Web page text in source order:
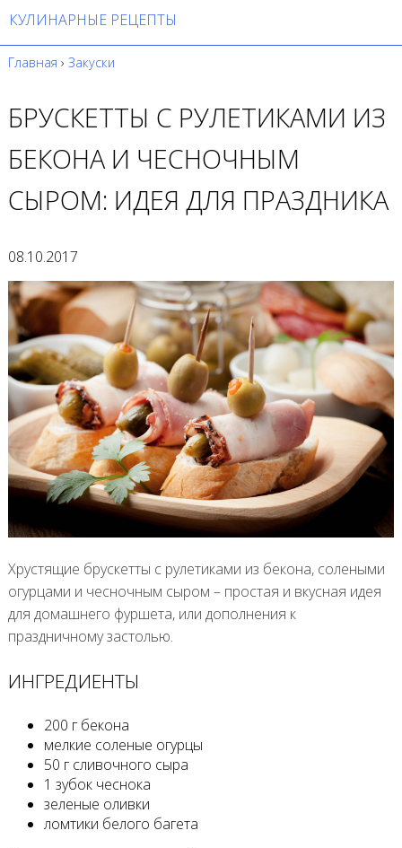
КУЛИНАРНЫЕ РЕЦЕПТЫ
Главная › Закуски
БРУСКЕТТЫ С РУЛЕТИКАМИ ИЗ
БЕКОНА И ЧЕСНОЧНЫМ
СЫРОМ: ИДЕЯ ДЛЯ ПРАЗДНИКА
08.10.2017
Хрустящие брускетты с рулетиками из бекона, солеными
огурцами и чесночным сыром – простая и вкусная идея
для домашнего фуршета, или дополнения к
праздничному застолью.
ИНГРЕДИЕНТЫ
200 г бекона
мелкие соленые огурцы
50 г сливочного сыра
1 зубок чеснока
зеленые оливки
ломтики белого багета